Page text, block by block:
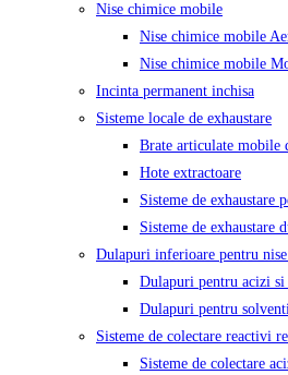
Nise chimice mobile
Nise chimice mobile
Nise chimice mobile
Incinta permanent inchisa
Sisteme locale de exhaustare
Brate articulate mobile
Hote extractoare
Sisteme de exhaustare
Sisteme de exhaustare
Dulapuri inferioare pentru
Dulapuri pentru acizi si
Dulapuri pentru
Sisteme de colectare reactivi
Sisteme de colectare